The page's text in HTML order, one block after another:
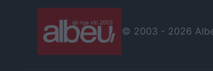
© 2003 - 2026